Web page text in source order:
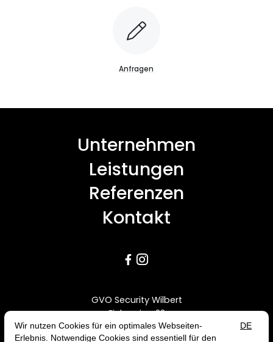
Anfragen
Unternehmen
Leistungen
Referenzen
Kontakt
 
GVO Security Wilbert
Eichenring 22
56290 Buch